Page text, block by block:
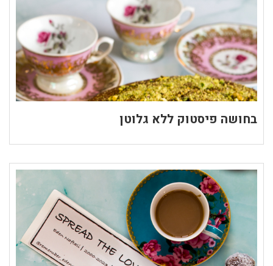
בחושה פיסטוק ללא גלוטן